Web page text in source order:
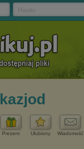
kazjod
Prezent Ulubiony Wiadomość